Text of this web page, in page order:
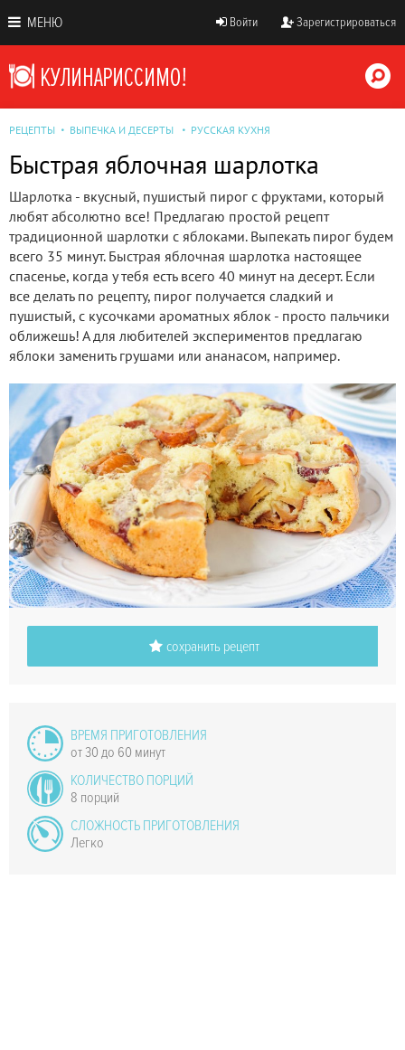
МЕНЮ Войти Зарегистрироваться
РЕЦЕПТЫ ВЫПЕЧКА И ДЕСЕРТЫ РУССКАЯ КУХНЯ
Быстрая яблочная шарлотка
Шарлотка - вкусный, пушистый пирог с фруктами, который
любят абсолютно все! Предлагаю простой рецепт
традиционной шарлотки с яблоками. Выпекать пирог будем
всего 35 минут. Быстрая яблочная шарлотка настоящее
спасенье, когда у тебя есть всего 40 минут на десерт. Если
все делать по рецепту, пирог получается сладкий и
пушистый, с кусочками ароматных яблок - просто пальчики
оближешь! А для любителей экспериментов предлагаю
яблоки заменить грушами или ананасом, например.
сохранить рецепт
ВРЕМЯ ПРИГОТОВЛЕНИЯ
от 30 до 60 минут
КОЛИЧЕСТВО ПОРЦИЙ
8 порций
СЛОЖНОСТЬ ПРИГОТОВЛЕНИЯ
Легко